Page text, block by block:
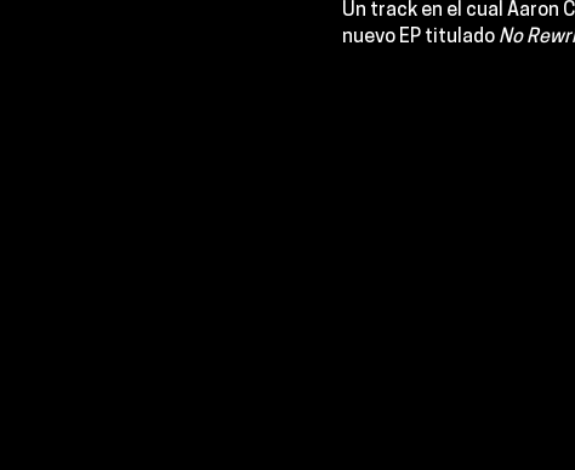
Un track en el cual Aaron
nuevo EP titulado No